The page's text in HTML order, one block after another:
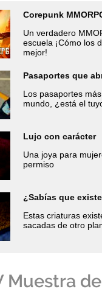
Corepunk
Un verdadero
escuela ¡Cómo los
mejor!
Pasaportes que
Los pasaportes
mundo, ¿está el
Lujo con carácter
Una joya para
permiso
¿Sabías que
Estas criaturas
sacadas de otro
Muestra